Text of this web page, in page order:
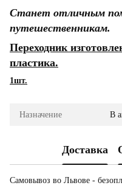
Станет отличным
путешественникам.
Переходник
пластика.
1шт.
Назначение В
Доставка
Самовывоз во Львове -